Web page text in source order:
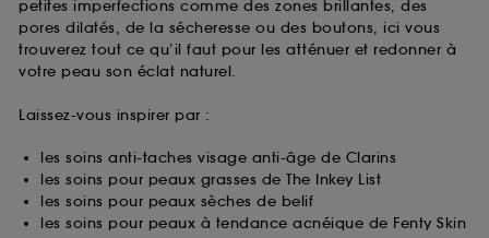
petites imperfections comme des zones brillantes, des
pores dilatés, de la sécheresse ou des boutons, ici vous
trouverez tout ce qu’il faut pour les atténuer et redonner à
votre peau son éclat naturel.
Laissez-vous inspirer par :
les soins anti-taches visage anti-âge de Clarins
les soins pour peaux grasses de The Inkey List
les soins pour peaux sèches de belif
les soins pour peaux à tendance acnéique de Fenty Skin